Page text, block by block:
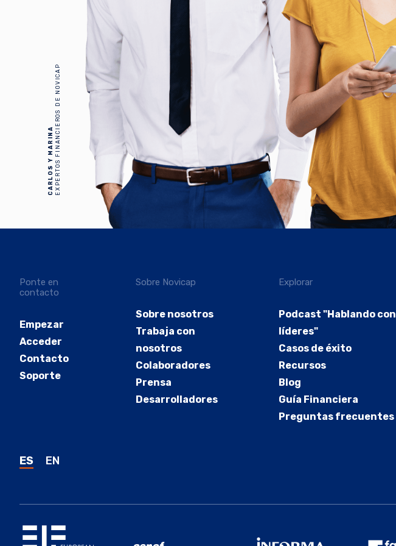
CARLOS Y MARINAEXPERTOS FINANCIEROS DE NOVICAP
Ponte en
contacto
Empezar
Acceder
Contacto
Soporte
Sobre Novicap
Sobre nosotros
Trabaja con
nosotros
Colaboradores
Prensa
Desarrolladores
Explorar
Podcast "Hablando con
líderes"
Casos de éxito
Recursos
Blog
Guía Financiera
Preguntas frecuentes
ES EN